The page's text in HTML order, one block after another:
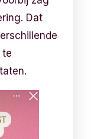
Dat
te